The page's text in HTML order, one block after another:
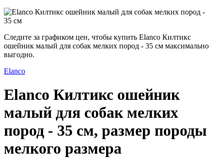
Следите за графиком цен, чтобы купить Elanco Килтикс
ошейник малый для собак мелких пород - 35 см максимально
выгодно.
Elanco
Elanco Килтикс ошейник
малый для собак мелких
пород - 35 см, размер породы
мелкого размера